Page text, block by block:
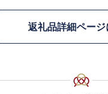
返礼品詳細ページ